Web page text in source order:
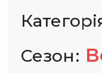
Сезон